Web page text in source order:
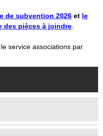
de subvention 2026 et le
des pièces à joindre.
service associations par